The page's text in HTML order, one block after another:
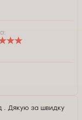
. Дякую за швидку